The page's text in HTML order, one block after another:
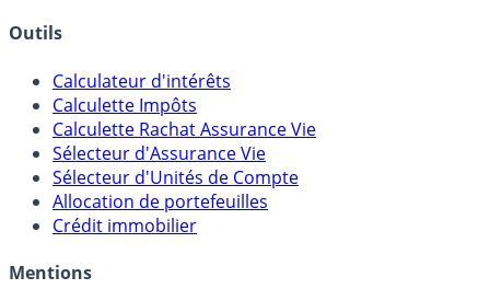
Outils
Calculateur d'intérêts
Calculette Impôts
Calculette Rachat Assurance Vie
Sélecteur d'Assurance Vie
Sélecteur d'Unités de Compte
Allocation de portefeuilles
Crédit immobilier
Mentions